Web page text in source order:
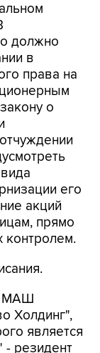
должно
в
права на
о
его
акций
прямо
контролем.
МАШ
Холдинг",
является
резидент